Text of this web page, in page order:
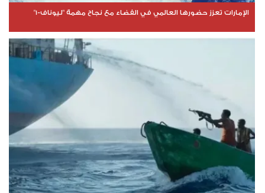
الإمارات تعزز حضورها العالمي في الفضاء مع نجاح مهمة "ليوناف-1"